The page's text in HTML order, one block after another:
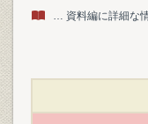
… 資料編に詳細な